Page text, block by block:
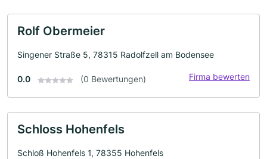
Rolf Obermeier
Singener Straße 5, 78315 Radolfzell am Bodensee
0.0 (0 Bewertungen) Firma bewerten
Schloss Hohenfels
Schloß Hohenfels 1, 78355 Hohenfels